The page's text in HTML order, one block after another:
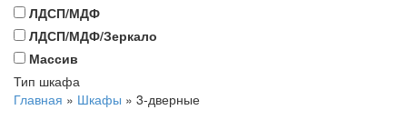
ЛДСП/МДФ
ЛДСП/МДФ/Зеркало
Массив
Тип шкафа
Главная » Шкафы » 3-дверные